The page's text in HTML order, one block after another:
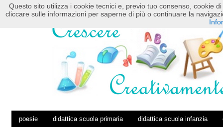
HOME POSTS RSS COMMENTS RSS
poesie didattica scuola primaria didattica scuola infanzia
Questo sito utilizza i cookie tecnici e, previo tuo consenso, cookie
cliccare sulle informazioni per saperne di più o continuare la